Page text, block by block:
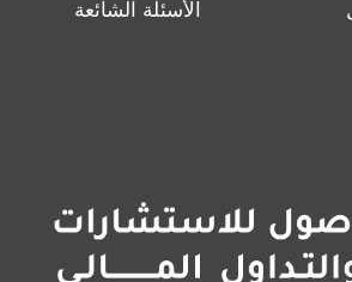
الأسئلة الشائعة